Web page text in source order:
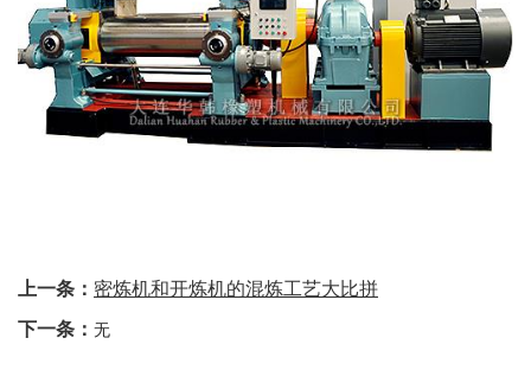
上一条： 密炼机和开炼机的混炼工艺大比拼
下一条： 无